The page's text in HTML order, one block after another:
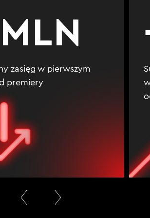
zasięg w pierwszym
premiery